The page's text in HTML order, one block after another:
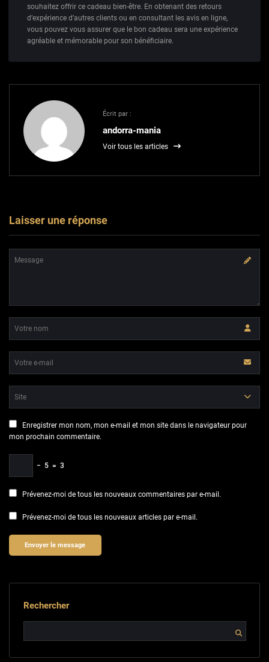
souhaitez offrir ce cadeau bien-être. En obtenant des retours
d’expérience d’autres clients ou en consultant les avis en ligne,
vous pouvez vous assurer que le bon cadeau sera une expérience
agréable et mémorable pour son bénéficiaire.
Écrit par :
andorra-mania
Voir tous les articles
Laisser une réponse
Enregistrer mon nom, mon e-mail et mon site dans le navigateur pour
mon prochain commentaire.
− 5 = 3
Prévenez-moi de tous les nouveaux commentaires par e-mail.
Prévenez-moi de tous les nouveaux articles par e-mail.
Rechercher